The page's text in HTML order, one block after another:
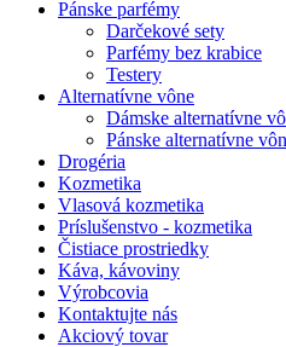
Pánske parfémy
Darčekové sety
Parfémy bez krabice
Testery
Alternatívne vône
Dámske alternatívne
Pánske alternatívne
Drogéria
Kozmetika
Vlasová kozmetika
Príslušenstvo - kozmetika
Čistiace prostriedky
Káva, kávoviny
Výrobcovia
Kontaktujte nás
Akciový tovar